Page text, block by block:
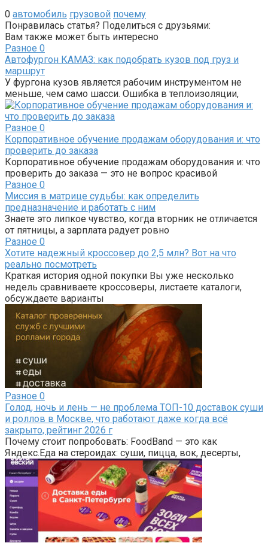
0 автомобиль грузовой почему
Понравилась статья? Поделиться с друзьями:
Вам также может быть интересно
Разное 0
Автофургон КАМАЗ: как подобрать кузов под груз и
маршрут
У фургона кузов является рабочим инструментом не
меньше, чем само шасси. Ошибка в теплоизоляции,
Разное 0
Корпоративное обучение продажам оборудования и: что
проверить до заказа
Корпоративное обучение продажам оборудования и: что
проверить до заказа — это не вопрос красивой
Разное 0
Миссия в матрице судьбы: как определить
предназначение и работать с ним
Знаете это липкое чувство, когда вторник не отличается
от пятницы, а зарплата радует ровно
Разное 0
Хотите надежный кроссовер до 2,5 млн? Вот на что
реально посмотреть
Краткая история одной покупки Вы уже несколько
недель сравниваете кроссоверы, листаете каталоги,
обсуждаете варианты
Разное 0
Голод, ночь и лень — не проблема ТОП-10 доставок суши
и роллов в Москве, что работают даже когда всё
закрыто, рейтинг 2026 г
Почему стоит попробовать: FoodBand — это как
Яндекс.Еда на стероидах: суши, пицца, вок, десерты,